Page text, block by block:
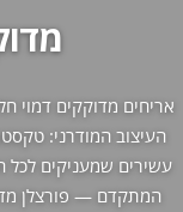
אריחים מדוקקים דמוי
העיצוב המודרני:
עשירים שמעניקים לכל